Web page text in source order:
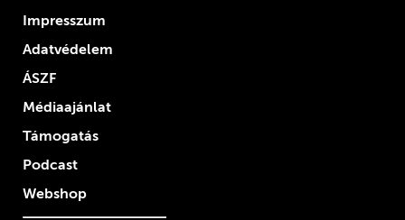
Impresszum
Adatvédelem
ÁSZF
Médiaajánlat
Támogatás
Podcast
Webshop